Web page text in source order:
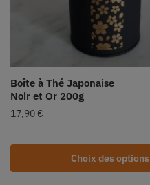
Boîte à Thé Japonaise
Noir et Or 200g
17,90 €
Choix des options